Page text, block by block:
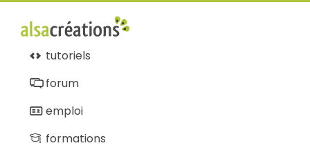
tutoriels
forum
emploi
formations